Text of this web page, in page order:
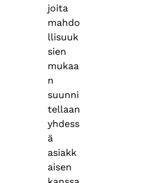
joita
mahdo
llisuuk
sien
mukaa
n
suunni
tellaan
yhdess
ä
asiakk
aisen